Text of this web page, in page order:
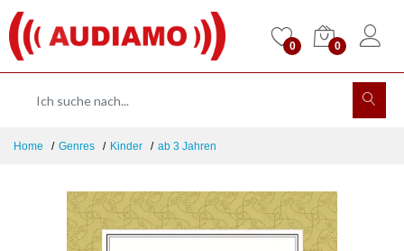
0 0
Home Genres Kinder ab 3 Jahren